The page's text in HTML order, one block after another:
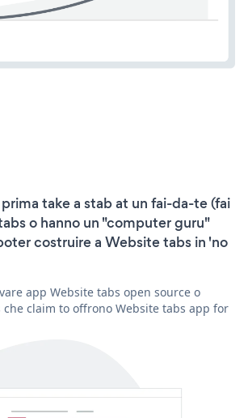
take a stab at un fai-da-te (fai
o hanno un "computer guru"
costruire a Website tabs in 'no
app Website tabs open source o
claim to offrono Website tabs app for